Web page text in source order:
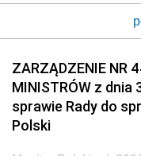
2017
2014
2011
2008
2005
ZARZĄDZENIE NR
MINISTRÓW z dnia
sprawie Rady do
Polski